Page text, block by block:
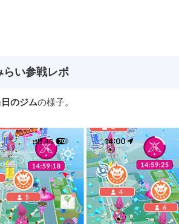
らい参戦レポ
のジムの様子。